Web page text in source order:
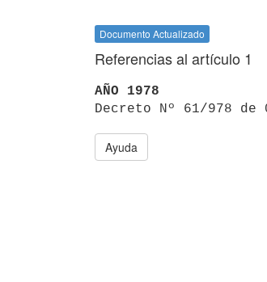
Documento Actualizado
Referencias al artículo 1
AÑO 1978
Decreto Nº 61/978
Ayuda